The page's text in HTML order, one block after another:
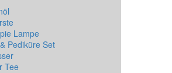
Lampe
Pediküre Set
Tee